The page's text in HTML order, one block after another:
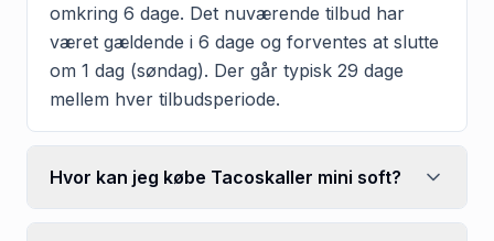
omkring 6 dage. Det nuværende tilbud har
været gældende i 6 dage og forventes at slutte
om 1 dag (søndag). Der går typisk 29 dage
mellem hver tilbudsperiode.
Hvor kan jeg købe Tacoskaller mini soft?